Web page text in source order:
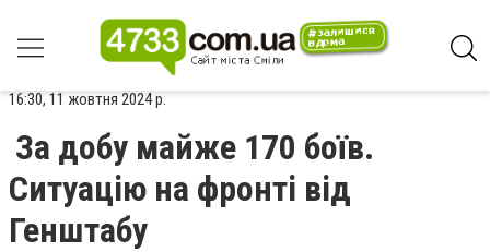
16:30, 11 жовтня 2024 р.
За добу майже 170 боїв.
Ситуацію на фронті від
Генштабу